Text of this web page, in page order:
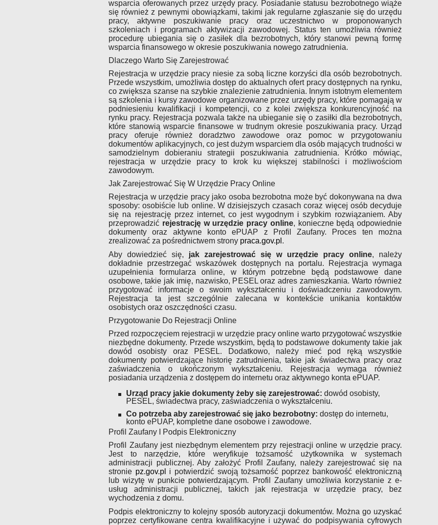
wsparcia oferowanych przez urzędy pracy. Posiadanie statusu bezrobotnego wiąże
się również z pewnymi obowiązkami, takimi jak regularne zgłaszanie się do urzędu
pracy, aktywne poszukiwanie pracy oraz uczestnictwo w proponowanych
szkoleniach i programach aktywizacji zawodowej. Status ten umożliwia również
procedurę ubiegania się o zasiłek dla bezrobotnych, który stanowi pewną formę
wsparcia finansowego w okresie poszukiwania nowego zatrudnienia.
Dlaczego Warto Się Zarejestrować
Rejestracja w urzędzie pracy niesie za sobą liczne korzyści dla osób bezrobotnych.
Przede wszystkim, umożliwia dostęp do aktualnych ofert pracy dostępnych na rynku,
co zwiększa szanse na szybkie znalezienie zatrudnienia. Innym istotnym elementem
są szkolenia i kursy zawodowe organizowane przez urzędy pracy, które pomagają w
podniesieniu kwalifikacji i kompetencji, co z kolei zwiększa konkurencyjność na
rynku pracy. Rejestracja pozwala także na ubieganie się o zasiłki dla bezrobotnych,
które stanowią wsparcie finansowe w trudnym okresie poszukiwania pracy. Urząd
pracy oferuje również doradztwo zawodowe oraz pomoc w przygotowaniu
dokumentów aplikacyjnych, co jest dużym wsparciem dla osób mających trudności w
samodzielnym dobieraniu strategii poszukiwania zatrudnienia. Krótko mówiąc,
rejestracja w urzędzie pracy to krok ku większej stabilności i możliwościom
zawodowym.
Jak Zarejestrować Się W Urzędzie Pracy Online
Rejestracja w urzędzie pracy jako osoba bezrobotna może być dokonywana na dwa
sposoby: osobiście lub online. W dzisiejszych czasach coraz więcej osób decyduje
się na rejestrację przez internet, co jest wygodnym i szybkim rozwiązaniem. Aby
przeprowadzić rejestrację w urzędzie pracy online, konieczne będą odpowiednie
dokumenty oraz aktywne konto ePUAP z Profil Zaufany. Proces ten można
zrealizować za pośrednictwem strony praca.gov.pl .
Aby dowiedzieć się, jak zarejestrować się w urzędzie pracy online, należy
dokładnie przestrzegać wskazówek dostępnych na portalu. Rejestracja wymaga
uzupełnienia formularza online, w którym potrzebne będą podstawowe dane
osobowe, takie jak imię, nazwisko, PESEL oraz adres zamieszkania. Warto również
przygotować informacje o swoim wykształceniu i doświadczeniu zawodowym.
Rejestracja ta jest szczególnie zalecana w kontekście unikania kontaktów
osobistych oraz oszczędności czasu.
Przygotowanie Do Rejestracji Online
Przed rozpoczęciem rejestracji w urzędzie pracy online warto przygotować wszystkie
niezbędne dokumenty. Przede wszystkim, będą to podstawowe dokumenty takie jak
dowód osobisty oraz PESEL. Dodatkowo, należy mieć pod ręką wszystkie
dokumenty potwierdzające historię zatrudnienia, takie jak świadectwa pracy oraz
zaświadczenia o ukończonym wykształceniu. Rejestracja wymaga również
posiadania urządzenia z dostępem do internetu oraz aktywnego konta ePUAP.
Urząd pracy jakie dokumenty żeby się zarejestrować: dowód osobisty,
PESEL, świadectwa pracy, zaświadczenia o wykształceniu.
Co potrzeba aby zarejestrować się jako bezrobotny: dostęp do internetu,
konto ePUAP, kompletne dane osobowe i zawodowe.
Profil Zaufany I Podpis Elektroniczny
Profil Zaufany jest niezbędnym elementem przy rejestracji online w urzędzie pracy.
Jest to narzędzie, które weryfikuje tożsamość użytkownika w systemach
administracji publicznej. Aby założyć Profil Zaufany, należy zarejestrować się na
stronie pz.gov.pl
i potwierdzić swoją tożsamość poprzez bankowość elektroniczną
lub wizytę w punkcie potwierdzającym. Profil Zaufany umożliwia korzystanie z e-
usług administracji publicznej, takich jak rejestracja w urzędzie pracy, bez
wychodzenia z domu.
Podpis elektroniczny to kolejny sposób autoryzacji dokumentów. Można go uzyskać
poprzez certyfikowane centra kwalifikacyjne i używać do podpisywania cyfrowych